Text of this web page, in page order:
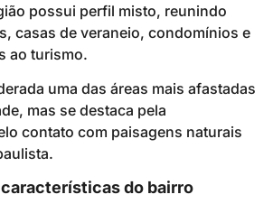
possui perfil misto, reunindo
casas de veraneio, condomínios e
ao turismo.
uma das áreas mais afastadas
mas se destaca pela
contato com paisagens naturais
do bairro